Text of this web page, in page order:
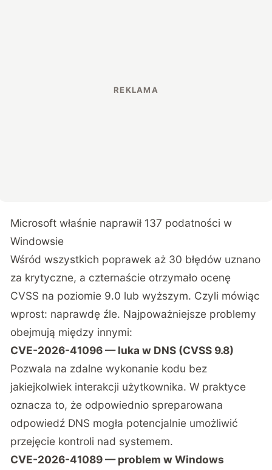
Microsoft właśnie naprawił 137 podatności w
Windowsie
Wśródwszystkich poprawek aż 30 błędów uznano
za krytyczne, a czternaście otrzymało ocenę
CVSS na poziomie 9.0 lub wyższym. Czyli mówiąc
wprost: naprawdę źle. Najpoważniejsze problemy
obejmują między innymi:
CVE-2026-41096 — luka w DNS (CVSS 9.8)
Pozwala na zdalne wykonanie kodu bez
jakiejkolwiek interakcji użytkownika. W praktyce
oznacza to, że odpowiednio spreparowana
odpowiedź DNS mogła potencjalnie umożliwić
przejęcie kontroli nad systemem.
CVE-2026-41089 — problem w Windows